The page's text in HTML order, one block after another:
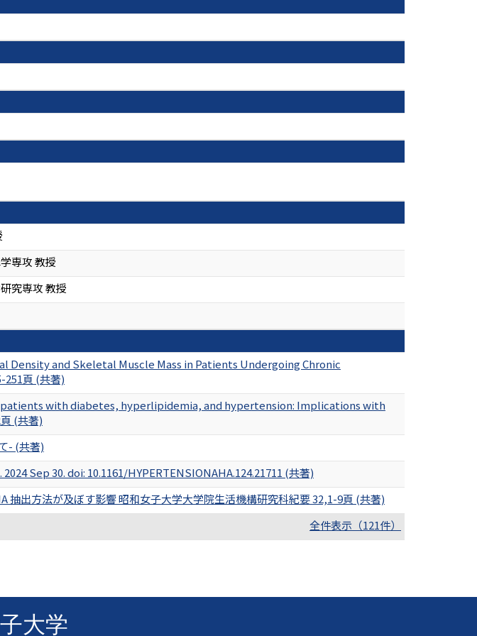
専攻 教授
究専攻 教授
and Skeletal Muscle Mass in Patients Undergoing Chronic
頁 (共著)
with diabetes, hyperlipidemia, and hypertension: Implications with
(共著)
- (共著)
Sep 30. doi: 10.1161/HYPERTENSIONAHA.124.21711 (共著)
抽出方法が及ぼす影響 昭和女子大学大学院生活機構研究科紀要 32,1-9頁 (共著)
全件表示（121件）
大学